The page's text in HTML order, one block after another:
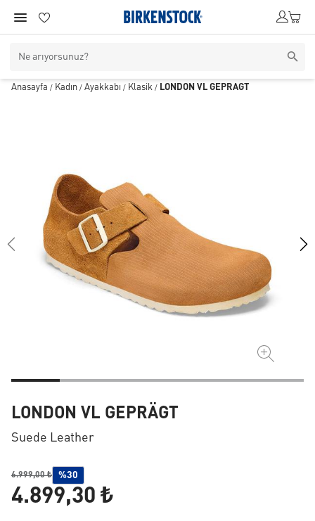
Anasayfa / Kadın / Ayakkabı / Klasik / LONDON VL GEPRÄGT
LONDON VL GEPRÄGT
Suede Leather
6.999,00 ₺ %30
4.899,30 ₺